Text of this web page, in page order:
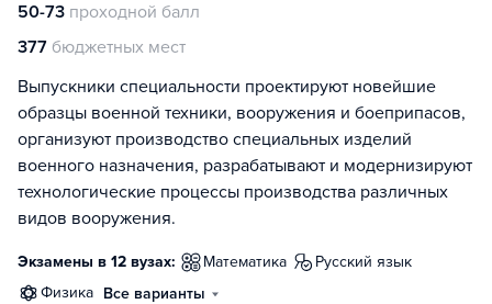
50-73 проходной балл
377 бюджетных мест
Выпускники специальности проектируют новейшие
образцы военной техники, вооружения и боеприпасов,
организуют производство специальных изделий
военного назначения, разрабатывают и модернизируют
технологические процессы производства различных
видов вооружения.
Экзамены в 12 вузах: математика
русский язык
физика Все варианты